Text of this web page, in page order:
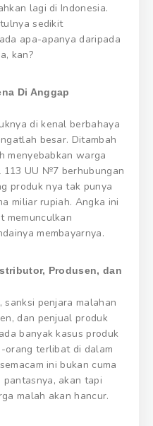
lagi di Indonesia.
sedikit
apa-apanya daripada
kan?
Di Anggap
di kenal berbahaya
besar. Ditambah
menyebabkan warga
113 UU №7 berhubungan
produk nya tak punya
miliar rupiah. Angka ini
memunculkan
membayarnya.
Produsen, dan
sanksi penjara malahan
dan penjual produk
banyak kasus produk
orang terlibat di dalam
ini bukan cuma
pantasnya, akan tapi
malah akan hancur.